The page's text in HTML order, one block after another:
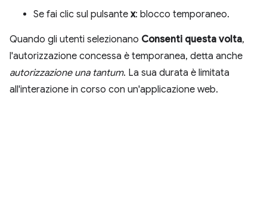
Se fai clic sul pulsante x: blocco temporaneo.
Quando gli utenti selezionano Consenti questa volta,
l'autorizzazione concessa è temporanea, detta anche
autorizzazione una tantum. La sua durata è limitata
all'interazione in corso con un'applicazione web.